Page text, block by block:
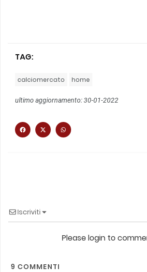
TAG:
calciomercato home
ultimo aggiornamento: 30-01-2022
Iscriviti
Please login to
9 COMMENTI